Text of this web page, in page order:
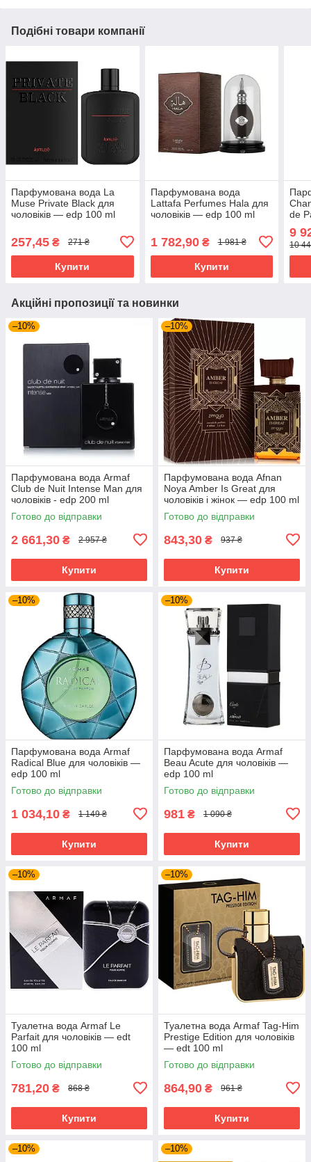
Подібні товари компанії
Парфумована вода La
Muse Private Black для
чоловіків — edp 100 ml
257,45 ₴ 271 ₴
Купити
Парфумована вода
Lattafa Perfumes Hala для
чоловіків — edp 100 ml
1 782,90₴ 1 981 ₴
Купити
de
9
10
Акційні пропозиції та новинки
–10%
Парфумована вода Armaf
Club de Nuit Intense Man для
чоловіків - edp 200 ml
Готово до відправки
2 661,30 ₴ 2 957 ₴
Купити
–10%
Парфумована вода Afnan
Noya Amber Is Great для
чоловіків і жінок — edp 100 ml
Готово до відправки
843,30 ₴ 937 ₴
Купити
–10%
Парфумована вода Armaf
Radical Blue для чоловіків —
edp 100 ml
Готово до відправки
1 034,10 ₴ 1 149 ₴
Купити
–10%
Парфумована вода Armaf
Beau Acute для чоловіків —
edp 100 ml
Готово до відправки
981 ₴ 1 090 ₴
Купити
–10%
Туалетна вода Armaf Le
Parfait для чоловіків — edt
100 ml
Готово до відправки
781,20 ₴ 868 ₴
Купити
–10%
Туалетна вода Armaf Tag-Him
Prestige Edition для чоловіків
— edt 100 ml
Готово до відправки
864,90 ₴ 961 ₴
Купити
–10% –10%